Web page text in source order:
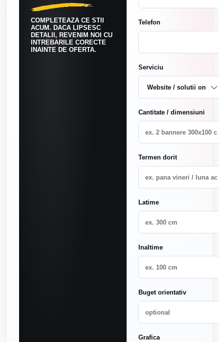
COMPLETEAZA CE STII
ACUM. DACA LIPSESC
DETALII, REVENIM NOI CU
INTREBARILE CORECTE
INAINTE DE OFERTA.
Telefon
Serviciu
Cantitate / dimensiuni
Termen dorit
Latime
Inaltime
Buget orientativ
Grafica